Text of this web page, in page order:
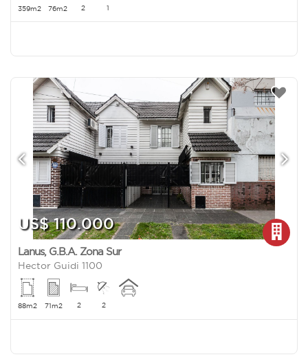
359m2 76m2 2 1
US$ 110.000
Lanus, G.B.A. Zona Sur
Hector Guidi 1100
88m2 71m2 2 2